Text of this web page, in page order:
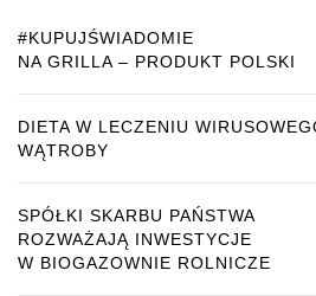
#KUPUJŚWIADOMIE
NA GRILLA – PRODUKT POLSKI
DIETA W LECZENIU
WĄTROBY
SPÓŁKI SKARBU PAŃSTWA
ROZWAŻAJĄ INWESTYCJE
W BIOGAZOWNIE ROLNICZE